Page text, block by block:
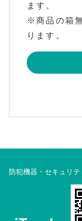
ます。
※商品の箱
ります。
防犯機器・セキュリ